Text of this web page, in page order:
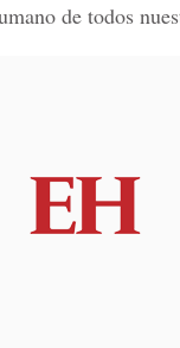
de todos